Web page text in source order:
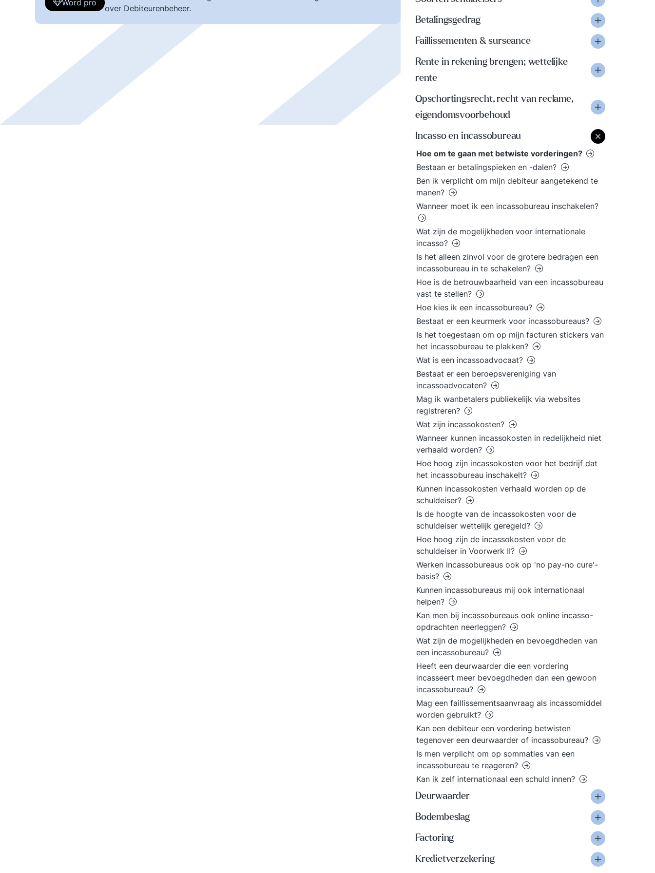
Word pro
over Debiteurenbeheer.
Betalingsgedrag
Faillissementen & surseance
Rente in rekening brengen; wettelijke
rente
Opschortingsrecht, recht van reclame,
eigendomsvoorbehoud
Incasso en incassobureau
Hoe om te gaan met betwiste vorderingen?
Bestaan er betalingspieken en -dalen?
Ben ik verplicht om mijn debiteur aangetekend te
manen?
Wanneer moet ik een incassobureau inschakelen?
Wat zijn de mogelijkheden voor internationale
incasso?
Is het alleen zinvol voor de grotere bedragen een
incassobureau in te schakelen?
Hoe is de betrouwbaarheid van een incassobureau
vast te stellen?
Hoe kies ik een incassobureau?
Bestaat er een keurmerk voor incassobureaus?
Is het toegestaan om op mijn facturen stickers van
het incassobureau te plakken?
Wat is een incassoadvocaat?
Bestaat er een beroepsvereniging van
incassoadvocaten?
Mag ik wanbetalers publiekelijk via websites
registreren?
Wat zijn incassokosten?
Wanneer kunnen incassokosten in redelijkheid niet
verhaald worden?
Hoe hoog zijn incassokosten voor het bedrijf dat
het incassobureau inschakelt?
Kunnen incassokosten verhaald worden op de
schuldeiser?
Is de hoogte van de incassokosten voor de
schuldeiser wettelijk geregeld?
Hoe hoog zijn de incassokosten voor de
schuldeiser in Voorwerk II?
Werken incassobureaus ook op 'no pay-no cure'-
basis?
Kunnen incassobureaus mij ook internationaal
helpen?
Kan men bij incassobureaus ook online incasso-
opdrachten neerleggen?
Wat zijn de mogelijkheden en bevoegdheden van
een incassobureau?
Heeft een deurwaarder die een vordering
incasseert meer bevoegdheden dan een gewoon
incassobureau?
Mag een faillissementsaanvraag als incassomiddel
worden gebruikt?
Kan een debiteur een vordering betwisten
tegenover een deurwaarder of incassobureau?
Is men verplicht om op sommaties van een
incassobureau te reageren?
Kan ik zelf internationaal een schuld innen?
Deurwaarder
Bodembeslag
Factoring
Kredietverzekering